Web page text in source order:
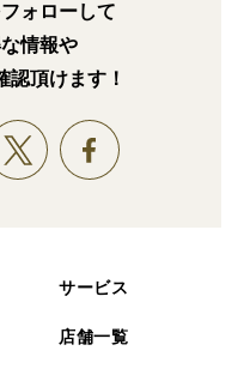
ォローして
情報や
認頂けます！
サービス
店舗一覧